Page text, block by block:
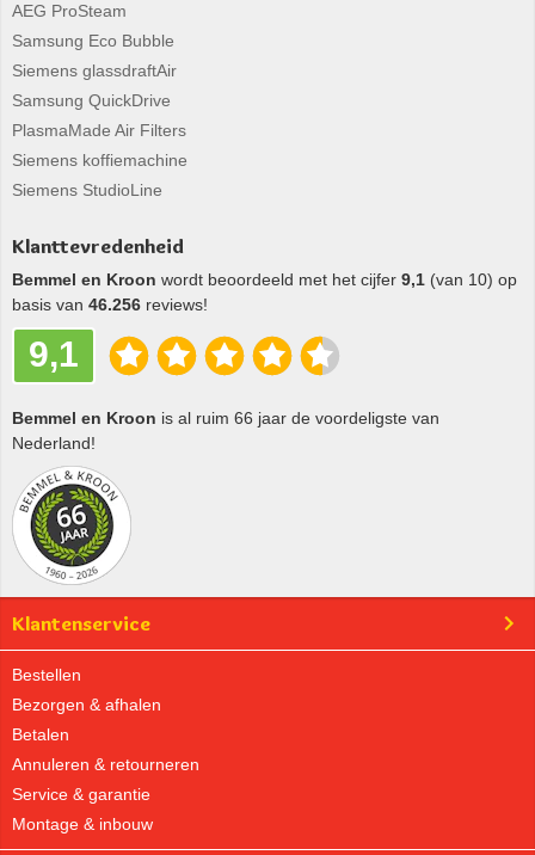
AEG ProSteam
Samsung Eco Bubble
Siemens glassdraftAir
Samsung QuickDrive
PlasmaMade Air Filters
Siemens koffiemachine
Siemens StudioLine
Klanttevredenheid
Bemmel en Kroon wordt beoordeeld met het cijfer 9,1 (van 10) op
basis van 46.256 reviews!
9,1
Bemmel en Kroon is al ruim 66 jaar de voordeligste van
Nederland!
Klantenservice
Bestellen
Bezorgen & afhalen
Betalen
Annuleren & retourneren
Service & garantie
Montage & inbouw